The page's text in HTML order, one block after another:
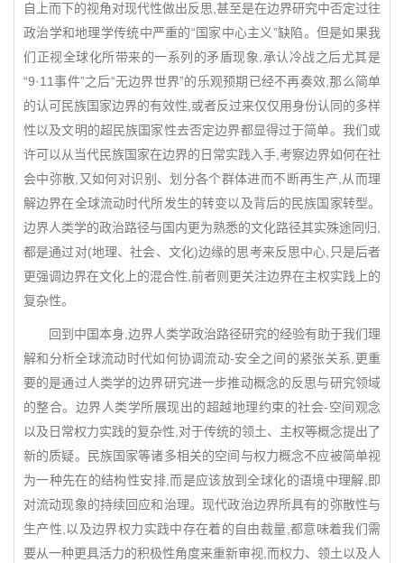
自上而下的视角对现代性做出反思,甚至是在边界研究中否定过往
政治学和地理学传统中严重的“国家中心主义”缺陷。但是如果我
们正视全球化所带来的一系列的矛盾现象,承认冷战之后尤其是
“9·11事件”之后“无边界世界”的乐观预期已经不再奏效,那么简单
的认可民族国家边界的有效性,或者反过来仅仅用身份认同的多样
性以及文明的超民族国家性去否定边界都显得过于简单。我们或
许可以从当代民族国家在边界的日常实践入手,考察边界如何在社
会中弥散,又如何对识别、划分各个群体进而不断再生产,从而理
解边界在全球流动时代所发生的转变以及背后的民族国家转型。
边界人类学的政治路径与国内更为熟悉的文化路径其实殊途同归,
都是通过对(地理、社会、文化)边缘的思考来反思中心,只是后者
更强调边界在文化上的混合性,前者则更关注边界在主权实践上的
复杂性。
回到中国本身,边界人类学政治路径研究的经验有助于我们理
解和分析全球流动时代如何协调流动-安全之间的紧张关系,更重
要的是通过人类学的边界研究进一步推动概念的反思与研究领域
的整合。边界人类学所展现出的超越地理约束的社会-空间观念
以及日常权力实践的复杂性,对于传统的领土、主权等概念提出了
新的质疑。民族国家等诸多相关的空间与权力概念不应被简单视
为一种先在的结构性安排,而是应该放到全球化的语境中理解,即
对流动现象的持续回应和治理。现代政治边界所具有的弥散性与
生产性,以及边界权力实践中存在着的自由裁量,都意味着我们需
要从一种更具活力的积极性角度来重新审视,而权力、领土以及人